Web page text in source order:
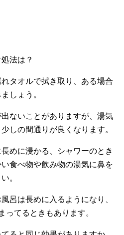
法は？
タオルで拭き取り、ある場合
しょう。
ないことがありますが、湯気
しの間通りが良くなります。
めに浸かる、シャワーのとき
食べ物や飲み物の湯気に鼻を
。
呂は長めに入るようになり、
ってるときもあります。